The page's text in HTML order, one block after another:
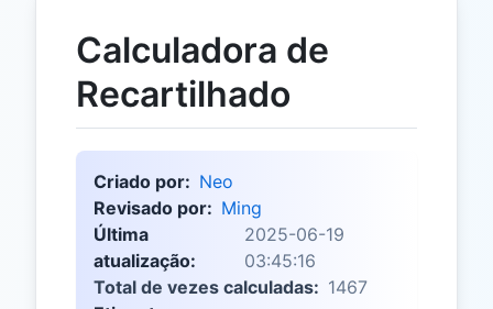
Calculadora de
Recartilhado
Criado por: Neo
Revisado por: Ming
Última
atualização:
2025-06-19
03:45:16
Total de vezes calculadas: 1467